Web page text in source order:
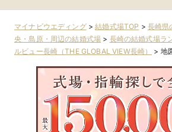
マイナビウエディング>結婚式場TOP > 長崎県
央・島原・周辺の結婚式場 > 長崎の結婚式場ラ
ルビュー長崎（THE GLOBAL VIEW長崎）
> 地